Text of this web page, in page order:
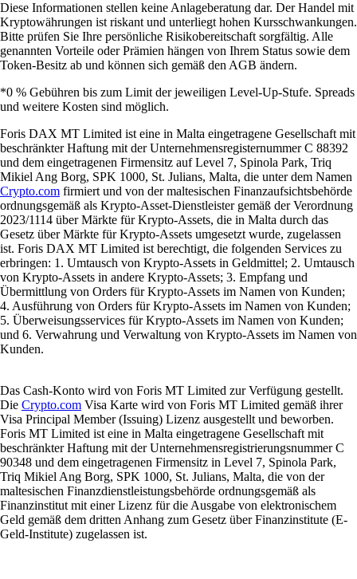
Diese Informationen stellen keine Anlageberatung dar. Der Handel mit
Kryptowährungen ist riskant und unterliegt hohen Kursschwankungen.
Bitte prüfen Sie Ihre persönliche Risikobereitschaft sorgfältig. Alle
genannten Vorteile oder Prämien hängen von Ihrem Status sowie dem
Token-Besitz ab und können sich gemäß den AGB ändern.
*0 % Gebühren bis zum Limit der jeweiligen Level-Up-Stufe. Spreads
und weitere Kosten sind möglich.
Foris DAX MT Limited ist eine in Malta eingetragene Gesellschaft mit
beschränkter Haftung mit der Unternehmensregisternummer C 88392
und dem eingetragenen Firmensitz auf Level 7, Spinola Park, Triq
Mikiel Ang Borg, SPK 1000, St. Julians, Malta, die unter dem Namen
Crypto.com firmiert und von der maltesischen Finanzaufsichtsbehörde
ordnungsgemäß als Krypto-Asset-Dienstleister gemäß der Verordnung
2023/1114 über Märkte für Krypto-Assets, die in Malta durch das
Gesetz über Märkte für Krypto-Assets umgesetzt wurde, zugelassen
ist. Foris DAX MT Limited ist berechtigt, die folgenden Services zu
erbringen: 1. Umtausch von Krypto-Assets in Geldmittel; 2. Umtausch
von Krypto-Assets in andere Krypto-Assets; 3. Empfang und
Übermittlung von Orders für Krypto-Assets im Namen von Kunden;
4. Ausführung von Orders für Krypto-Assets im Namen von Kunden;
5. Überweisungsservices für Krypto-Assets im Namen von Kunden;
und 6. Verwahrung und Verwaltung von Krypto-Assets im Namen von
Kunden.
Das Cash-Konto wird von Foris MT Limited zur Verfügung gestellt.
Die Crypto.com Visa Karte wird von Foris MT Limited gemäß ihrer
Visa Principal Member (Issuing) Lizenz ausgestellt und beworben.
Foris MT Limited ist eine in Malta eingetragene Gesellschaft mit
beschränkter Haftung mit der Unternehmensregistrierungsnummer C
90348 und dem eingetragenen Firmensitz in Level 7, Spinola Park,
Triq Mikiel Ang Borg, SPK 1000, St. Julians, Malta, die von der
maltesischen Finanzdienstleistungsbehörde ordnungsgemäß als
Finanzinstitut mit einer Lizenz für die Ausgabe von elektronischem
Geld gemäß dem dritten Anhang zum Gesetz über Finanzinstitute (E-
Geld-Institute) zugelassen ist.